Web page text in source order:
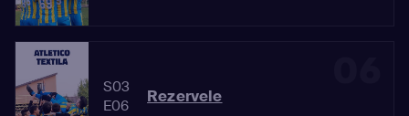
S03
E06
Rezervele